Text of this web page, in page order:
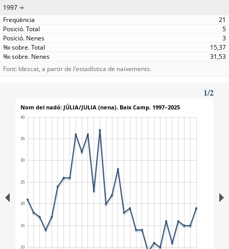
1997
21
5
3
15,37
31,53
Font: Idescat, a partir de l'estadística de naixements.